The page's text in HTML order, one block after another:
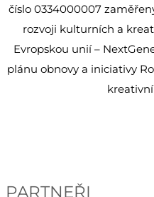
číslo 0334000007
rozvoji kulturních a
Evropskou unií –
plánu obnovy a iniciativy
PARTNEŘI